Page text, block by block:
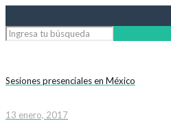
Sesiones presenciales en México
13 enero, 2017